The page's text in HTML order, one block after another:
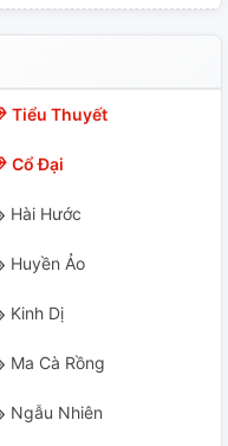
Tiểu Thuyết
Cổ Đại
Hài Hước
Huyền Ảo
Kinh Dị
Ma Cà Rồng
Ngẫu Nhiên